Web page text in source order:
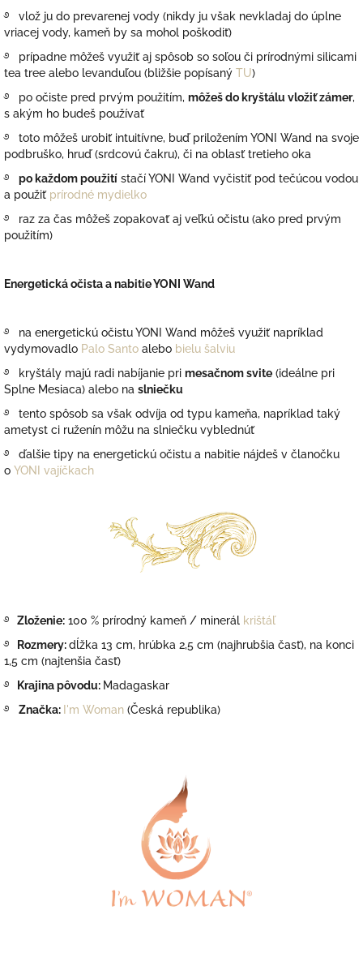
࿔ vlož ju do prevarenej vody (nikdy ju však nevkladaj do úplne
vriacej vody, kameň by sa mohol poškodiť)
࿔ prípadne môžeš využiť aj spôsob so soľou či prírodnými silicami
tea tree alebo levanduľou (bližšie popísaný TU)
࿔ po očiste pred prvým použitím, môžeš do kryštálu vložiť zámer,
s akým ho budeš používať
࿔ toto môžeš urobiť intuitívne, buď priložením YONI Wand na svoje
podbruško, hruď (srdcovú čakru), či na oblasť tretieho oka
࿔ po každom použití stačí YONI Wand vyčistiť pod tečúcou vodou
a použiť prírodné mydielko
࿔ raz za čas môžeš zopakovať aj veľkú očistu (ako pred prvým
použitím)
Energetická očista a nabitie YONI Wand
࿔ na energetickú očistu YONI Wand môžeš využiť napríklad
vydymovadlo Palo Santo alebo bielu šalviu
࿔ kryštály majú radi nabíjanie pri mesačnom svite (ideálne pri
Splne Mesiaca) alebo na slniečku
࿔ tento spôsob sa však odvíja od typu kameňa, napríklad taký
ametyst ci ruženín môžu na slniečku vyblednúť
࿔ ďalšie tipy na energetickú očistu a nabitie nájdeš v članočku
o YONI vajíčkach
࿔ Zloženie: 100 % prírodný kameň / minerál krištáľ
࿔
Rozmery:dĺžka 13 cm, hrúbka 2,5 cm (najhrubšia časť), na konci
1,5 cm (najtenšia časť)
࿔
Krajina pôvodu: Madagaskar
࿔ Značka: I'm Woman (Česká republika)